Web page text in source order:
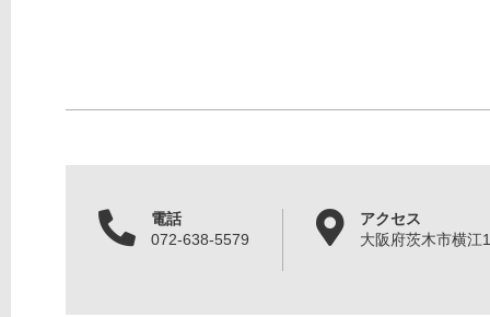
電話
072-638-5579
アクセス
大阪府茨木市横江